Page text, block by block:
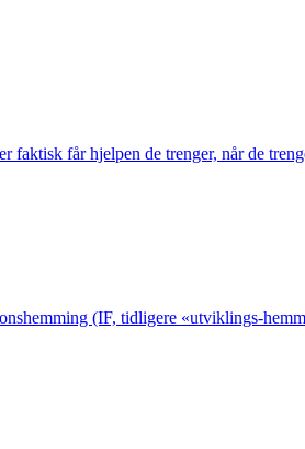
får hjelpen de trenger, når de
(IF, tidligere «utviklings-